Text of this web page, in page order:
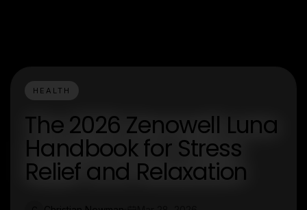
HEALTH
The 2026 Zenowell Luna
Handbook for Stress
Relief and Relaxation